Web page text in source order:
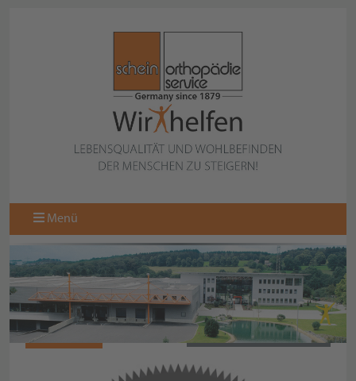
Menü
ZURÜCK ZUR ÜBERSICHT
064617150